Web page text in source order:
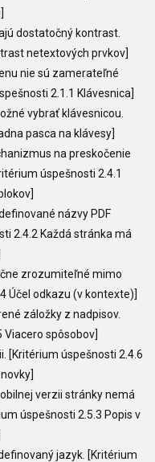
dostatočný kontrast.
netextových prvkov]
nie sú zamerateľné
2.1.1 Klávesnica]
vybrať klávesnicou.
pasca na klávesy]
na preskočenie
úspešnosti 2.4.1
názvy PDF
2.4.2 Každá stránka má
zrozumiteľné mimo
Účel odkazu (v kontexte)]
záložky z nadpisov.
Viacero spôsobov]
[Kritérium úspešnosti 2.4.6
verzii stránky nemá
úspešnosti 2.5.3 Popis v
jazyk. [Kritérium